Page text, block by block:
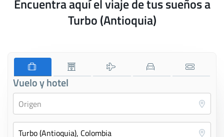
Encuentra aquí el viaje de tus sueños a
Turbo (Antioquia)
Vuelo y hotel